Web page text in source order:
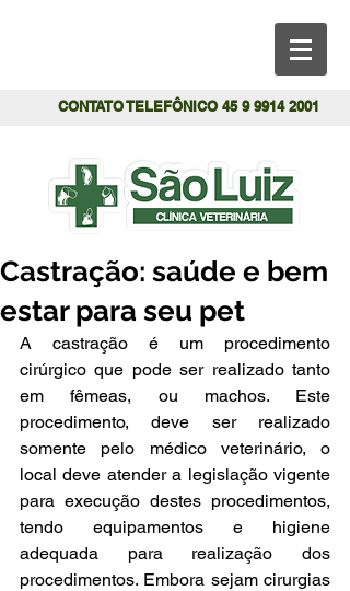
CONTATO TELEFÔNICO 45 9 9914 2001
Castração: saúde e bem
estar para seu pet
A castração é um procedimento
cirúrgico que pode ser realizado tanto
em fêmeas, ou machos. Este
procedimento, deve ser realizado
somente pelo médico veterinário, o
local deve atender a legislação vigente
para execução destes procedimentos,
tendo equipamentos e higiene
adequada para realização dos
procedimentos. Embora sejam cirurgias